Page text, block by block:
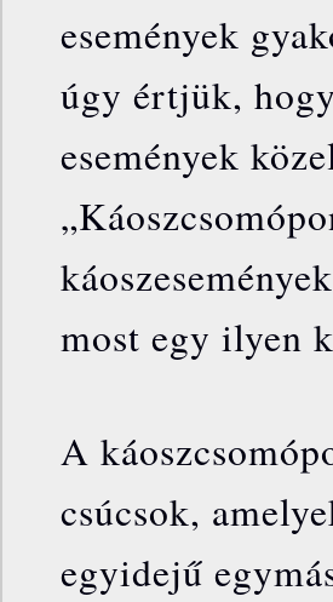
események
úgy értjük,
események
most egy ilyen
A
csúcsok,
egyidejű